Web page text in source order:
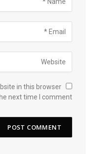
in this browser
next time I comment.